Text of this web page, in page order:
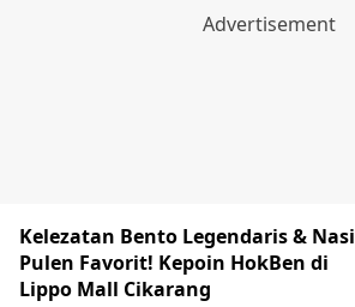
Kelezatan Bento Legendaris & Nasi
Pulen Favorit! Kepoin HokBen di
Lippo Mall Cikarang